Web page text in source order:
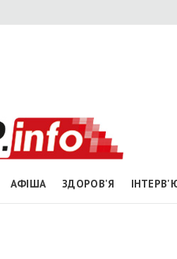
АФІША ЗДОРОВ'Я